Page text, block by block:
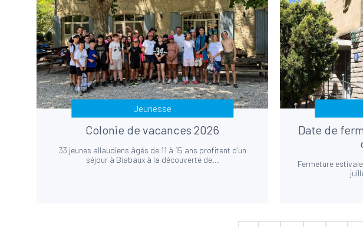
Jeunesse
Colonie de vacances 2026
33 jeunes allaudiens âgés de 11 à 15 ans profitent d’un
séjour à Biabaux à la découverte de...
Date de
Fermeture